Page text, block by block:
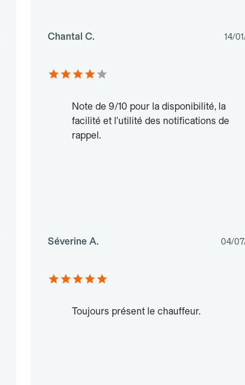
Chantal C. 14/
Note de 9/10 pour la disponibilité, la
facilité et l'utilité des notifications de
rappel.
Séverine A. 04/
Toujours présent le chauffeur.